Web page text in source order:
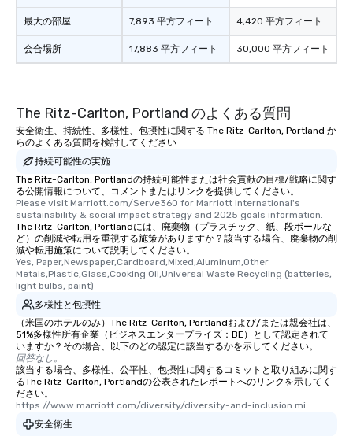
最大の部屋
会合場所
7,893 平方フィート
17,883 平方フィート
4,420 平方フィート
30,000 平方フィート
The Ritz-Carlton, Portland のよくある質問
安全衛生、持続性、多様性、包摂性に関する The Ritz-Carlton, Portland か
らのよくある質問を検討してください
持続可能性の実施
The Ritz-Carlton, Portlandの持続可能性または社会貢献の目標/戦略に関す
る公開情報について、コメントまたはリンクを提供してください。
Please visit Marriott.com/Serve360 for Marriott International's
sustainability & social impact strategy and 2025 goals information.
The Ritz-Carlton, Portlandには、廃棄物（プラスチック、紙、段ボールな
ど）の削減や転用を重視する施策がありますか？該当する場合、廃棄物の削
減や転用施策について説明してください。
Yes, Paper,Newspaper,Cardboard,Mixed,Aluminum,Other
Metals,Plastic,Glass,Cooking Oil,Universal Waste Recycling (batteries,
light bulbs, paint)
多様性と包摂性
（米国のホテルのみ）The Ritz-Carlton, Portlandおよび/または親会社は、
51%多様性所有企業（ビジネスエンタープライズ：BE）として認定されて
いますか？その場合、以下のどの認定に該当するかを示してください。
回答なし。
該当する場合、多様性、公平性、包摂性に関するコミットと取り組みに関す
るThe Ritz-Carlton, Portlandの公表されたレポートへのリンクを示してく
ださい。
https://www.marriott.com/diversity/diversity-and-inclusion.mi
安全衛生